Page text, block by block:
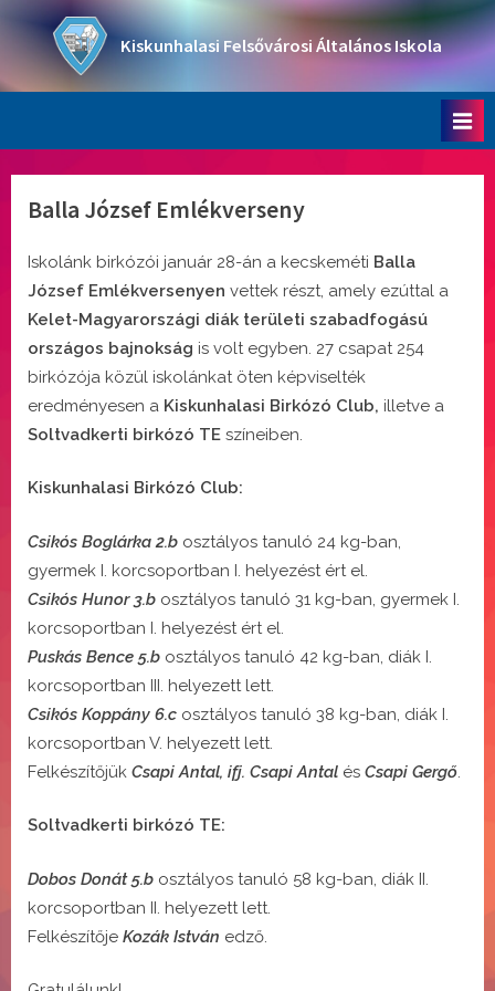
content
Kiskunhalasi Felsővárosi Általános Iskola
Balla József Emlékverseny
Iskolánk birkózói január 28-án a kecskeméti Balla
József Emlékversenyen vettek részt, amely ezúttal a
Kelet-Magyarországi diák területi szabadfogású
országos bajnokság is volt egyben. 27 csapat 254
birkózója közül iskolánkat öten képviselték
eredményesen a Kiskunhalasi Birkózó Club, illetve a
Soltvadkerti birkózó TE színeiben.
Kiskunhalasi Birkózó Club:
Csikós Boglárka 2.b osztályos tanuló 24 kg-ban,
gyermek I. korcsoportban I. helyezést ért el.
Csikós Hunor 3.b osztályos tanuló 31 kg-ban, gyermek I.
korcsoportban I. helyezést ért el.
Puskás Bence 5.b osztályos tanuló 42 kg-ban, diák I.
korcsoportban III. helyezett lett.
Csikós Koppány 6.c osztályos tanuló 38 kg-ban, diák I.
korcsoportban V. helyezett lett.
Felkészítőjük Csapi Antal, ifj. Csapi Antal és Csapi Gergő.
Soltvadkerti birkózó TE:
Dobos Donát 5.b osztályos tanuló 58 kg-ban, diák II.
korcsoportban II. helyezett lett.
Felkészítője Kozák István edző.